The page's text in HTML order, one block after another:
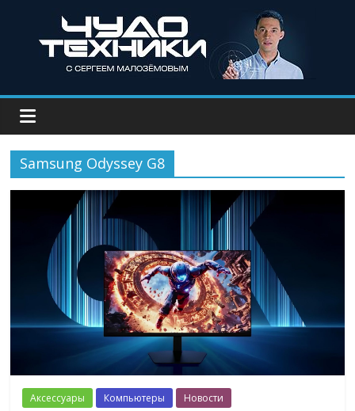
Samsung Odyssey G8
Аксессуары Компьютеры Новости